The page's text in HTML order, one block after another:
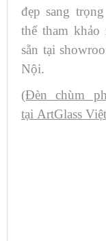
đẹp sang
thể tham khảo
sẵn tại
Nội.
(Đèn chùm
tại ArtGlass